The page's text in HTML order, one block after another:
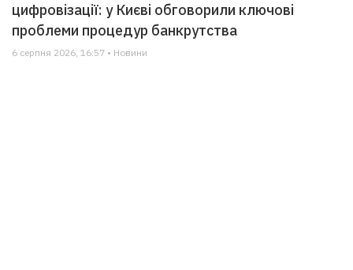
цифровізації: у Києві обговорили ключові
проблеми процедур банкрутства
6 серпня 2026, 16:57 • Новини